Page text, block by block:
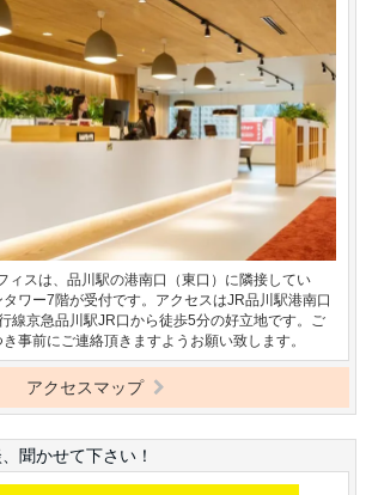
ィスは、品川駅の港南口（東口）に隣接してい
ワー7階が受付です。アクセスはJR品川駅港南口
線京急品川駅JR口から徒歩5分の好立地です。ご
事前にご連絡頂きますようお願い致します。
アクセスマップ
聞かせて下さい！